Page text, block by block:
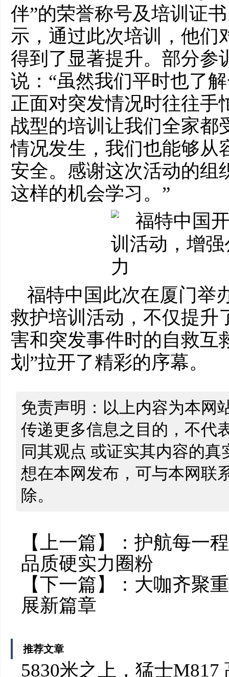
伴”的荣誉称号及培训证
示，通过此次培训，他们
得到了显著提升。部分参
说：“虽然我们平时也了
正面对突发情况时往往手
战型的培训让我们全家都
情况发生，我们也能够从
安全。感谢这次活动的组
这样的机会学习 。”
福特中国此次在厦门举
救护培训活动，不仅提升
害和突发事件时的自救互
划”拉开了精彩的序幕。
免责声明：以上内容为本网
传递更多信息之目的，不代
同其观点 或证实其内容的
想在本网发布，可与本网联
除。
【上一篇】： 护航每一
品质硬实力圈粉
【下一篇】： 大咖齐聚
展新篇章
推荐文章
5830米之上，猛士